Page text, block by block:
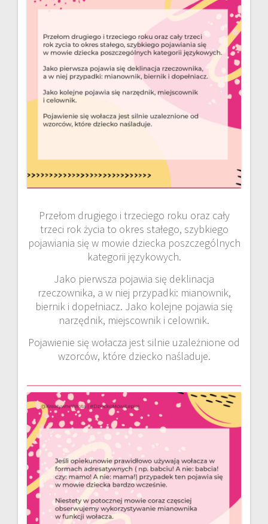
Przełom drugiego i trzeciego roku oraz cały
trzeci rok życia to okres stałego, szybkiego
pojawiania się w mowie dziecka poszczególnych
kategorii językowych.
Jako pierwsza pojawia się deklinacja
rzeczownika, a w niej przypadki: mianownik,
biernik i dopełniacz. Jako kolejne pojawia się
narzędnik, miejscownik i celownik.
Pojawienie się wołacza jest silnie uzależnione od
wzorców, które dziecko naśladuje.